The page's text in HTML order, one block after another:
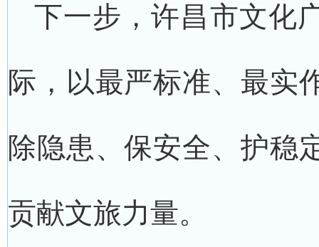
下一步，许昌市文化
际，以最严标准、最实
除隐患、保安全、护稳
贡献文旅力量。